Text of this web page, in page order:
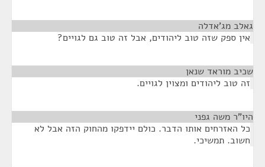
גאלב מג'אדלה
אין ספק שזה טוב ליהודים, אבל זה טוב גם לגויים?
שכיב מוראד שנאן
זה טוב ליהודים ומצוין לגויים.
היו"ר משה גפני
כל האזרחים אותו הדבר. כולם יידפקו מהחוק הזה אבל לא
חשוב. תמשיכי.